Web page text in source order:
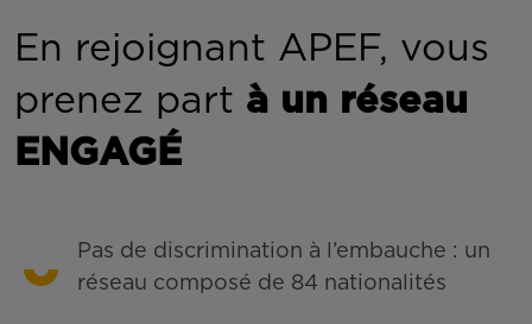
En rejoignant APEF, vous
prenez part à un réseau
ENGAGÉ
Pas de discrimination à l’embauche : un
réseau composé de 84 nationalités